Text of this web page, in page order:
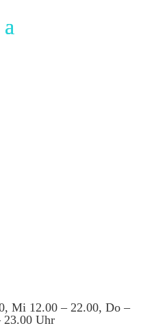
Mi 12.00 – 22.00, Do –
23.00 Uhr